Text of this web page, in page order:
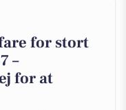
for stort
–
for at